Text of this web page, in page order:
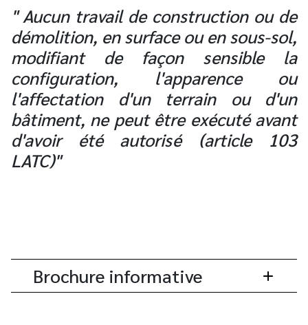
" Aucun travail de construction ou de
démolition, en surface ou en sous-sol,
modifiant de façon sensible la
configuration, l'apparence ou
l'affectation d'un terrain ou d'un
bâtiment, ne peut être exécuté avant
d'avoir été autorisé (article 103
LATC)"
Brochure informative